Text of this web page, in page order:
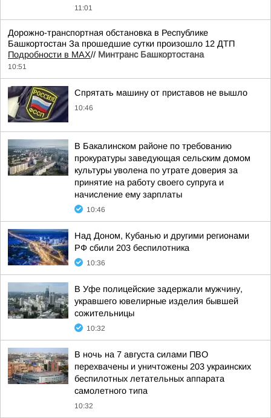
11:01
Дорожно-транспортная обстановка в Республике
Башкортостан За прошедшие сутки произошло 12 ДТП
Подробности в MAX// Минтранс Башкортостана
10:51
Спрятать машину от приставов не вышло
10:46
В Бакалинском районе по требованию
прокуратуры заведующая сельским домом
культуры уволена по утрате доверия за
принятие на работу своего супруга и
начисление ему зарплаты
10:46
Над Доном, Кубанью и другими регионами
РФ сбили 203 беспилотника
10:36
В Уфе полицейские задержали мужчину,
укравшего ювелирные изделия бывшей
сожительницы
10:32
В ночь на 7 августа силами ПВО
перехвачены и уничтожены 203 украинских
беспилотных летательных аппарата
самолетного типа
10:32